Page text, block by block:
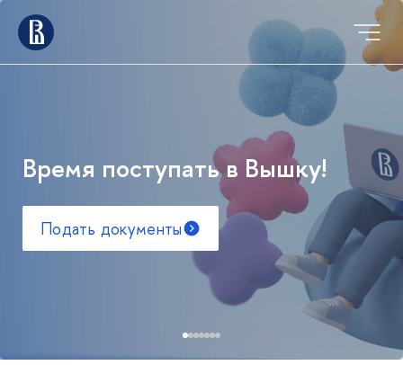
Время поступать в Вышку!
Подать документы